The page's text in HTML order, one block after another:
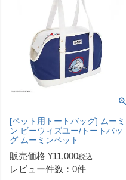
[ペット用トートバッグ] ムーミ
ン ビーウィズユー/トートバッ
グ ムーミンペット
販売価格 ¥11,000税込
レビュー件数：0件